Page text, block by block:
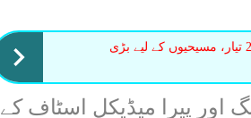
پنجاب میں مجوزہ کرسچن میرج ایکٹ 2026 تیار، مسیحیوں کے لیے بڑی
پیرا میڈیکل اسٹاف کے